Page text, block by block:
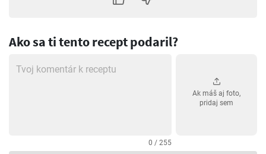
Ako sa ti tento recept podaril?
0 / 255
Ak máš aj foto,
pridaj sem